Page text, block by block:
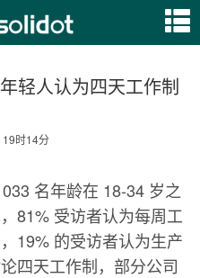
轻人认为四天工作制
时14分
名年龄在 18-34 岁之
81% 受访者认为每周工
19% 的受访者认为生产
四天工作制，部分公司